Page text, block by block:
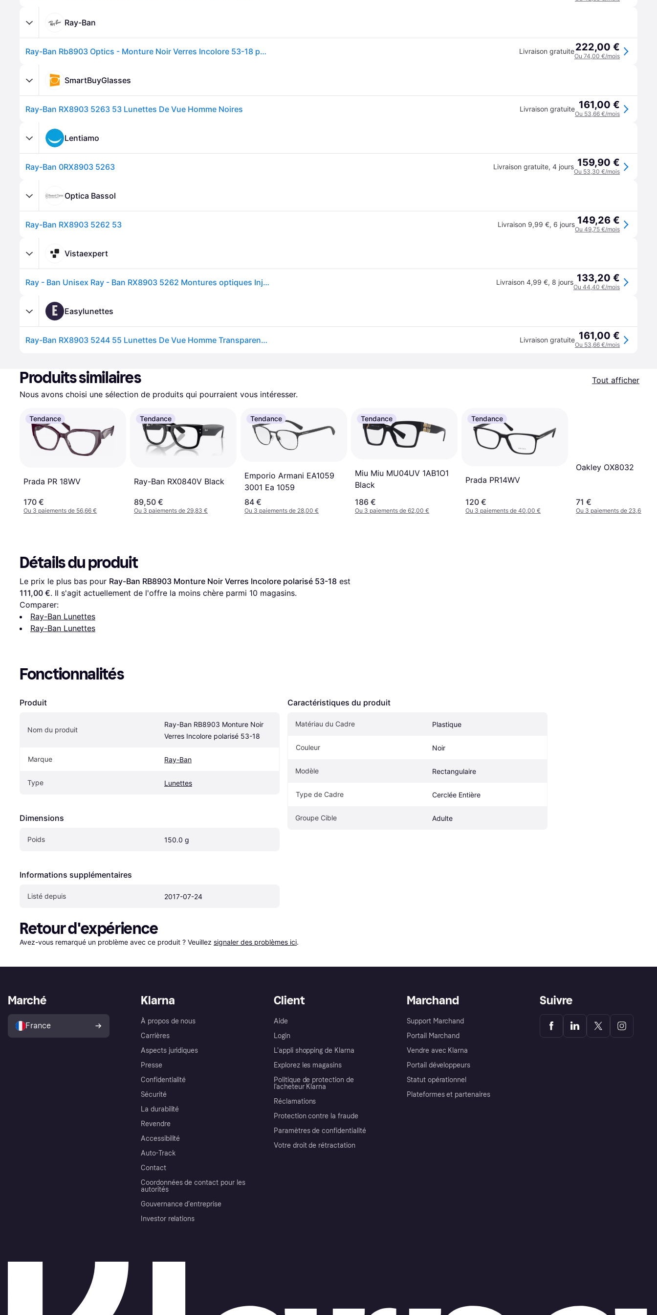
Ray-Ban
Ray-Ban Rb8903 Optics - Monture Noir Verres Incolore 53-18 polarisés Livraison gratuite222,00 €
Ou 74,00 €/mois
SmartBuyGlasses
Ray-Ban RX8903 5263 53 Lunettes De Vue Homme Noires Livraison gratuite 161,00 €
Ou 53,66 €/mois
Lentiamo
Ray-Ban 0RX8903 5263 Livraison gratuite, 4 jours 159,90 €
Ou 53,30 €/mois
Optica Bassol
Ray-Ban RX8903 5262 53 Livraison 9,99 €, 6 jours 149,26 €
Ou 49,75 €/mois
Vistaexpert
Ray - Ban Unisex Ray - Ban RX8903 5262 Montures optiques Injecté Bleu Transparent Carré Normale Livraison 4,99 €, 8 jours 133,20 €
Ou 44,40 €/mois
E Easylunettes
Ray-Ban RX8903 5244 55 Lunettes De Vue Homme Transparentes Livraison gratuite 161,00 €
Ou 53,66 €/mois
Produits similaires
Tout afficher
Nous avons choisi une sélection de produits qui pourraient vous intéresser.
Tendance
Prada PR 18WV
170 €
Ou 3 paiements de 56,66 €
Tendance
Ray-Ban RX0840V Black
89,50 €
Ou 3 paiements de 29,83 €
Tendance
Emporio Armani EA1059
3001 Ea 1059
84 €
Ou 3 paiements de 28,00 €
Tendance
Miu Miu MU04UV 1AB1O1
Black
186 €
Ou 3 paiements de 62,00 €
Tendance
Prada PR14WV
120 €
Ou 3 paiements de 40,00 €
Oakley OX8032
71 €
Ou 3 paiements de 23,66 €
Détails du produit
Le prix le plus bas pour Ray-Ban RB8903 Monture Noir Verres Incolore polarisé 53-18
111,00 €. Il s'agit actuellement de l'offre la moins chère parmi 10 magasins.
Comparer:
Ray-Ban Lunettes
Ray-Ban Lunettes
Fonctionnalités
Produit
Nom du produit
Ray-Ban RB8903 Monture Noir
Verres Incolore polarisé 53-18
Marque Ray-Ban
Type Lunettes
Dimensions
Poids 150.0 g
Informations supplémentaires
Listé depuis 2017-07-24
Caractéristiques du produit
Matériau du Cadre Plastique
Couleur Noir
Modèle Rectangulaire
Type de Cadre Cerclée Entière
Groupe Cible Adulte
Retour d'expérience
Avez-vous remarqué un problème avec ce produit ? Veuillez signaler des problèmes ici.
Klarna
À propos de nous
Carrières
Aspects juridiques
Presse
Confidentialité
Sécurité
La durabilité
Revendre
Accessibilité
Auto-Track
Contact
Coordonnées de contact pour les
autorités
Gouvernance d’entreprise
Investor relations
Client
Aide
Login
L'appli shopping de Klarna
Explorez les magasins
Politique de protection de
l’acheteur Klarna
Réclamations
Protection contre la fraude
Paramètres de confidentialité
Votre droit de rétractation
Marchand
Support Marchand
Portail Marchand
Vendre avec Klarna
Portail développeurs
Statut opérationnel
Plateformes et partenaires
Marché
France
Suivre